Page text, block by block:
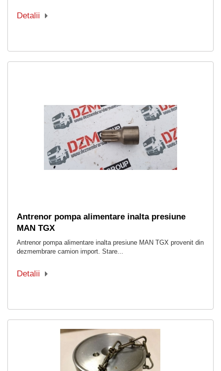
Detalii
Antrenor pompa alimentare inalta presiune
MAN TGX
Antrenor pompa alimentare inalta presiune MAN TGX provenit din
dezmembrare camion import. Stare...
Detalii